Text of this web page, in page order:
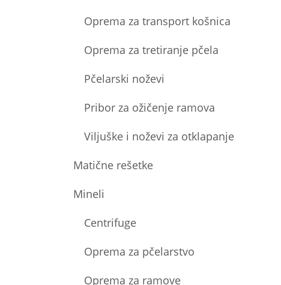
Oprema za transport košnica
Oprema za tretiranje pčela
Pčelarski noževi
Pribor za ožičenje ramova
Viljuške i noževi za otklapanje
Matične rešetke
Mineli
Centrifuge
Oprema za pčelarstvo
Oprema za ramove